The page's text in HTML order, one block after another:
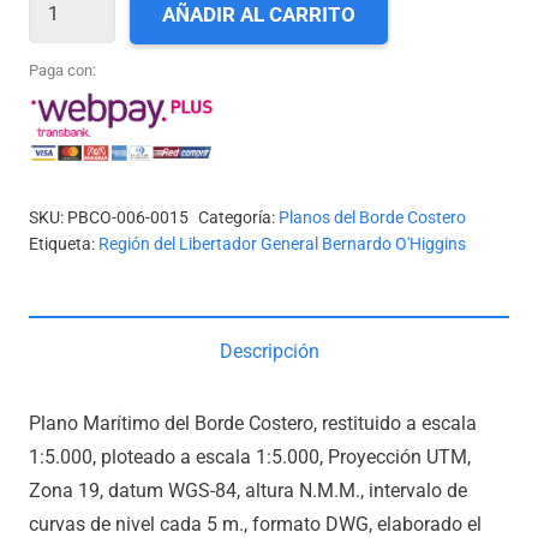
DE
CAHUIL
A
PLAYA
PANGAL
AÑADIR AL CARRITO
Paga con:
SKU: PBCO-006-0015 Categoría: Planos del Borde Costero
Etiqueta: Región del Libertador General Bernardo O'Higgins
Descripción
Plano Marítimo del Borde Costero, restituido a escala
1:5.000, ploteado a escala 1:5.000, Proyección UTM,
Zona 19, datum WGS-84, altura N.M.M., intervalo de
curvas de nivel cada 5 m., formato DWG, elaborado el